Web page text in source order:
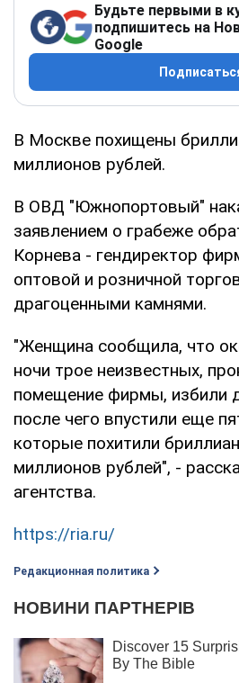
Будьте первыми в
подпишитесь на
Google
В Москве похищены
миллионов рублей.
В ОВД "Южнопортовый"
заявлением о грабеже
Корнева - гендиректор
оптовой и розничной
драгоценными камнями.
"Женщина сообщила, что
ночи трое неизвестных,
помещение фирмы, избили
после чего впустили еще
которые похитили
миллионов рублей", -
агентства.
https://ria.ru/
Редакционная политика